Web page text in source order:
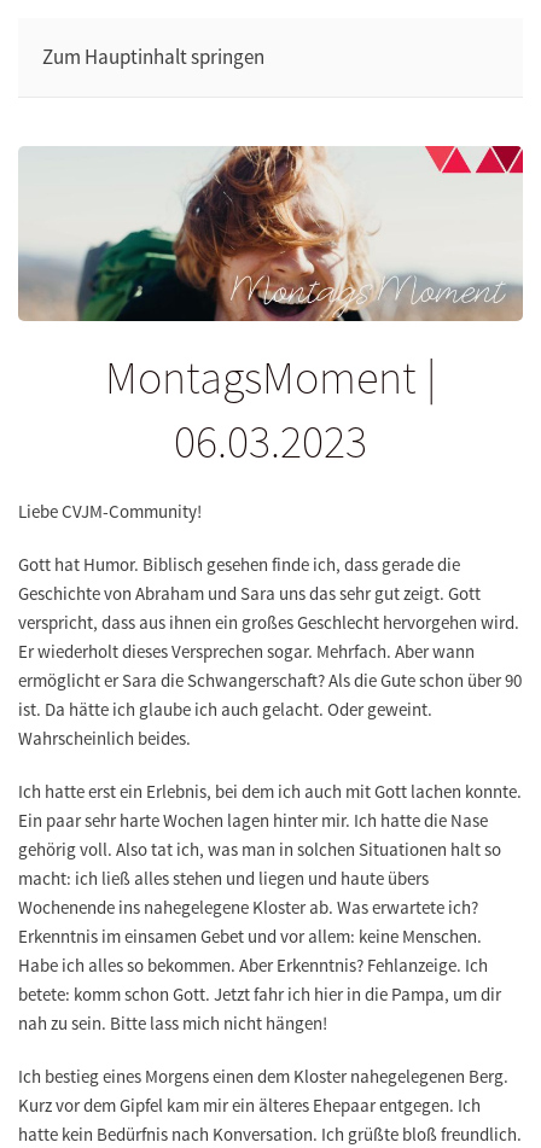
Zum Hauptinhalt springen
MontagsMoment |
06.03.2023
Liebe CVJM-Community!
Gott hat Humor. Biblisch gesehen finde ich, dass gerade die
Geschichte von Abraham und Sara uns das sehr gut zeigt. Gott
verspricht, dass aus ihnen ein großes Geschlecht hervorgehen wird.
Er wiederholt dieses Versprechen sogar. Mehrfach. Aber wann
ermöglicht er Sara die Schwangerschaft? Als die Gute schon über 90
ist. Da hätte ich glaube ich auch gelacht. Oder geweint.
Wahrscheinlich beides.
Ich hatte erst ein Erlebnis, bei dem ich auch mit Gott lachen konnte.
Ein paar sehr harte Wochen lagen hinter mir. Ich hatte die Nase
gehörig voll. Also tat ich, was man in solchen Situationen halt so
macht: ich ließ alles stehen und liegen und haute übers
Wochenende ins nahegelegene Kloster ab. Was erwartete ich?
Erkenntnis im einsamen Gebet und vor allem: keine Menschen.
Habe ich alles so bekommen. Aber Erkenntnis? Fehlanzeige. Ich
betete: komm schon Gott. Jetzt fahr ich hier in die Pampa, um dir
nah zu sein. Bitte lass mich nicht hängen!
Ich bestieg eines Morgens einen dem Kloster nahegelegenen Berg.
Kurz vor dem Gipfel kam mir ein älteres Ehepaar entgegen. Ich
hatte kein Bedürfnis nach Konversation. Ich grüßte bloß freundlich.